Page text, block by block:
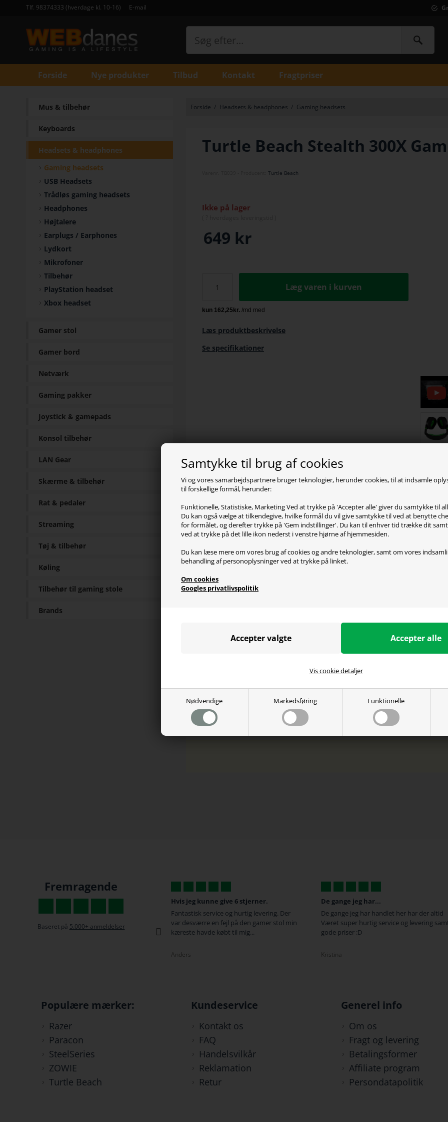
Samtykke til brug af cookies
Vi og vores samarbejdspartnere bruger teknologier, herunder cookies, til at indsamle
til forskellige formål, herunder:
Funktionelle, Statistiske, Marketing Ved at trykke på 'Accepter alle' giver du samtykke til
Du kan også vælge at tilkendegive, hvilke formål du vil give samtykke til ved at benytte
for formålet, og derefter trykke på 'Gem indstillinger'. Du kan til enhver tid trække dit
ved at trykke på det lille ikon nederst i venstre hjørne af hjemmesiden.
Du kan læse mere om vores brug af cookies og andre teknologier, samt om vores
behandling af personoplysninger ved at trykke på linket.
Om cookies
Googles privatlivspolitik
Nødvendige Markedsføring Funktionelle
Vis cookie detaljer
Tlf. 98374333 (hverdage kl. 10-16) E-mail
Forside Nye produkter Tilbud Kontakt Fragtpriser
Forside / Headsets & headphones / Gaming headsets
Turtle Beach Stealth 300X
Turtle Beach
Ikke på lager
649 kr
Læg varen i kurven
Læs produktbeskrivelse
Se specifikationer
Produktbeskrivelse
Turtle beach er kommet med deres nye Stealth 300 headset,
de 50mm store over-ear højtalere. Turtle Beach har altid været
høj følsomhed, som også er tilfældet på denne model. De har
og ekstra holdbarthed. Dette er lavet med en forstærket
brillevenlige design.
Lyd: Stereo
Mikrofon: Omnidirektional
Kompatibilitet: Xbox One, PS4, PS4 Pro, Nintendo Switch, PC, mobil
Mus & tilbehør
Keyboards
Headsets & headphones
Gaming headsets
USB Headsets
Trådløs gaming headsets
Headphones
Højtalere
Earplugs / Earphones
Lydkort
Mikrofoner
Tilbehør
PlayStation headset
Xbox headset
Gamer stol
Gamer bord
Netværk
Gaming pakker
Joystick & gamepads
Konsol tilbehør
LAN Gear
Skærme & tilbehør
Rat & pedaler
Streaming
Tøj & tilbehør
Køling
Tilbehør til gaming stole
Brands
Fremragende
Baseret på 5.000+ anmeldelser
Hvis jeg kunne give 6 stjerner.
Fantastisk service og hurtig levering. Der
var desværre en fejl på den gamer stol min
kæreste havde købt til mig...
De gange jeg har...
De gange jeg har handlet her har der altid
Været super hurtig service og levering samt
gode priser :D
Fede produkter...
fede produkter til en rigtig
hurtig levering
Populære mærker:
Razer
Paracon
SteelSeries
ZOWIE
Turtle Beach
Kundeservice
Kontakt os
FAQ
Handelsvilkår
Reklamation
Retur
Generel info
Om os
Fragt og levering
Betalingsformer
Affiliate program
Persondatapolitik